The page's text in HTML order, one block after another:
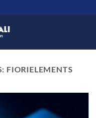
FIORIELEMENTS